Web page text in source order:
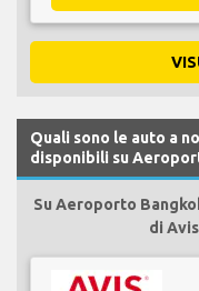
Quali sono le auto a
disponibili su
Su Aeroporto
di